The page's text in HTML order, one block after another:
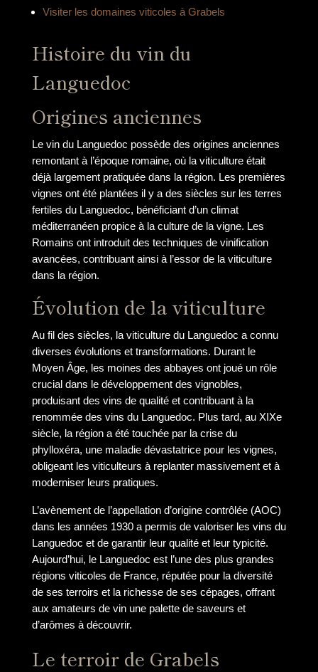
Visiter les domaines viticoles à Grabels
Histoire du vin du
Languedoc
Origines anciennes
Le vin du Languedoc possède des origines anciennes
remontant à l’époque romaine, où la viticulture était
déjà largement pratiquée dans la région. Les premières
vignes ont été plantées il y a des siècles sur les terres
fertiles du Languedoc, bénéficiant d’un climat
méditerranéen propice à la culture de la vigne. Les
Romains ont introduit des techniques de vinification
avancées, contribuant ainsi à l’essor de la viticulture
dans la région.
Évolution de la viticulture
Au fil des siècles, la viticulture du Languedoc a connu
diverses évolutions et transformations. Durant le
Moyen Âge, les moines des abbayes ont joué un rôle
crucial dans le développement des vignobles,
produisant des vins de qualité et contribuant à la
renommée des vins du Languedoc. Plus tard, au XIXe
siècle, la région a été touchée par la crise du
phylloxéra, une maladie dévastatrice pour les vignes,
obligeant les viticulteurs à replanter massivement et à
moderniser leurs pratiques.
L’avènement de l’appellation d’origine contrôlée (AOC)
dans les années 1930 a permis de valoriser les vins du
Languedoc et de garantir leur qualité et leur typicité.
Aujourd’hui, le Languedoc est l’une des plus grandes
régions viticoles de France, réputée pour la diversité
de ses terroirs et la richesse de ses cépages, offrant
aux amateurs de vin une palette de saveurs et
d’arômes à découvrir.
Le terroir de Grabels